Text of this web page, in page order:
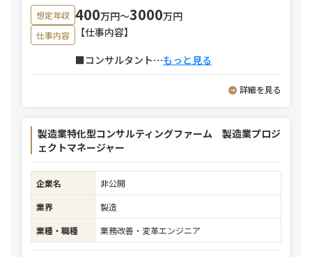
想定年収 400万円〜3000万円
仕事内容
【仕事内容】
■コンサルタント⋯もっと見る
詳細を見る
製造業特化型コンサルティングファーム 製造業プロジ
ェクトマネージャー
企業名
非公開
業界
製造
業種・職種
業務改善・変革エンジニア